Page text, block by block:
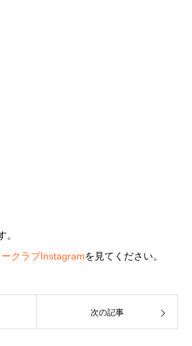
。
クラブInstagramを見てください。
次の記事